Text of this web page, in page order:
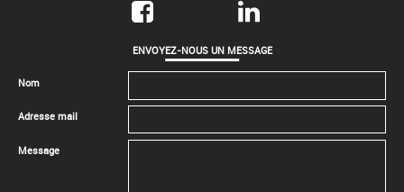
ENVOYEZ-NOUS UN MESSAGE
Nom
Adresse mail
Message